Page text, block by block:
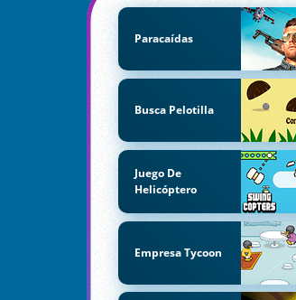
Paracaídas
Busca Pelotilla
Juego De
Helicóptero
Empresa Tycoon